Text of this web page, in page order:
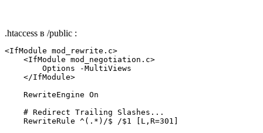
.htaccess в /public :
<IfModule mod_rewrite.c>
    <IfModule mod_negotiation.c>
        Options -MultiViews
    </IfModule>
    RewriteEngine On
    # Redirect Trailing Slashes...
    RewriteRule ^(.*)/$ /$1 [L,R=301]